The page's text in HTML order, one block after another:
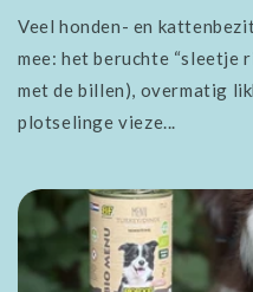
Veel honden- en
mee: het beruchte “sleetje
met de billen), overmatig
plotselinge vieze...